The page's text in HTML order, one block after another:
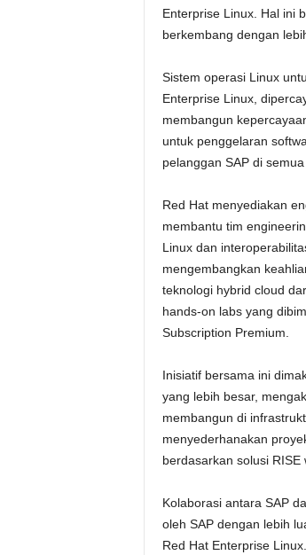
Enterprise Linux. Hal ini
berkembang dengan
Sistem operasi Linux
Enterprise Linux,
membangun
untuk penggelaran
pelanggan SAP di
Red Hat menyediakan
membantu tim
Linux dan
mengembangkan
teknologi hybrid cloud
hands-on labs yang
Subscription Premium.
Inisiatif bersama ini
yang lebih besar,
membangun di
menyederhanakan
berdasarkan solusi RISE
Kolaborasi antara SAP
oleh SAP dengan lebih
Red Hat Enterprise